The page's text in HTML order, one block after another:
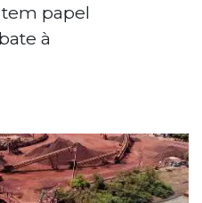
papel
à